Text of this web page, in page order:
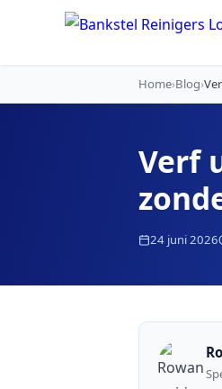
Home›Blog›
Verf
24 juni 2026